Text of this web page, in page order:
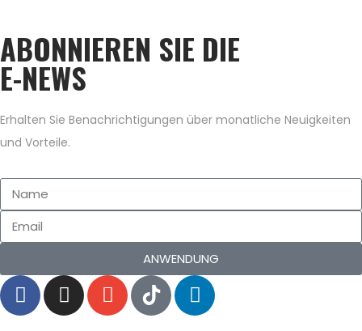
0
ABONNIEREN SIE DIE
E-NEWS
Erhalten Sie Benachrichtigungen über monatliche Neuigkeiten
und Vorteile.
ANWENDUNG